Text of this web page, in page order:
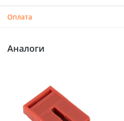
Оплата
Аналоги